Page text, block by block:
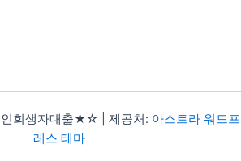
회생자대출★☆ | 제공처: 아스트라 워드프
레스 테마